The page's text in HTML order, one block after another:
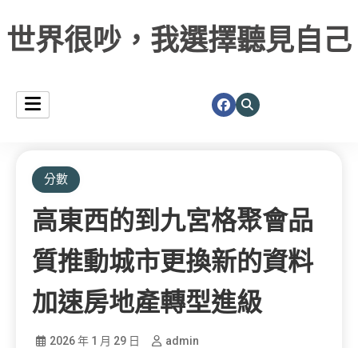
世界很吵，我選擇聽見自己
分數
高東西的到九宮格聚會品
質推動城市更換新的資料
加速房地產轉型進級
2026 年 1 月 29 日 admin